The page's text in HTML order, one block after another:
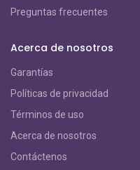
Preguntas frecuentes
Acerca de nosotros
Garantías
Políticas de privacidad
Términos de uso
Acerca de nosotros
Contáctenos